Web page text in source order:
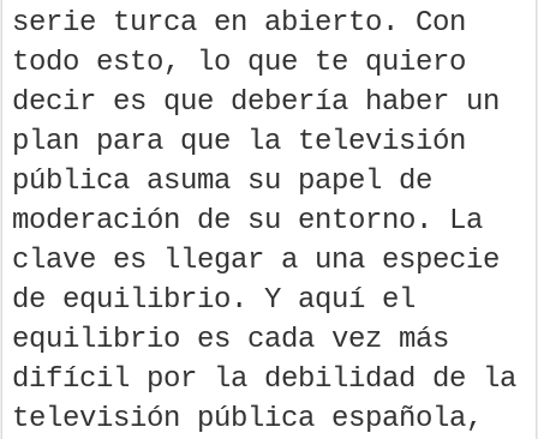
serie turca en abierto. Con
todo esto, lo que te quiero
decir es que debería haber un
plan para que la televisión
pública asuma su papel de
moderación de su entorno. La
clave es llegar a una especie
de equilibrio. Y aquí el
equilibrio es cada vez más
difícil por la debilidad de la
televisión pública española,